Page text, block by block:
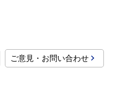
ご意見・お問い合わせ